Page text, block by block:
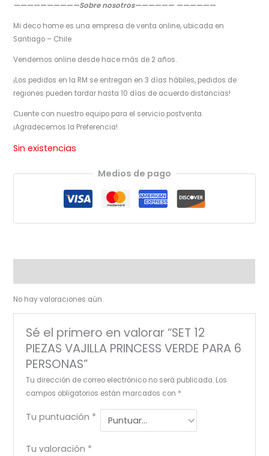
——————————Sobre nosotros—————— ——————
Mi deco home es una empresa de venta online, ubicada en
Santiago – Chile
Vendemos online desde hace más de 2 años.
¡Los pedidos en la RM se entregan en 3 días hábiles, pedidos de
regiones pueden tardar hasta 10 días de acuerdo distancias!
Cuente con nuestro equipo para el servicio postventa.
¡Agradecemos la Preferencia!
Sin existencias
Medios de pago
No hay valoraciones aún.
Sé el primero en valorar “SET 12
PIEZAS VAJILLA PRINCESS VERDE PARA 6
PERSONAS”
Tu dirección de correo electrónico no será publicada. Los
campos obligatorios están marcados con *
Tu puntuación *
Tu valoración *